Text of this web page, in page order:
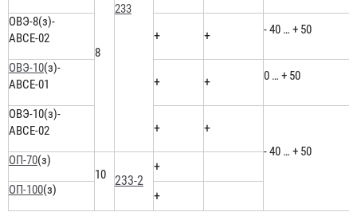
233
8
ОВЭ-8(з)-
АВСЕ-02
+ + - 40 … + 50
ОВЭ-10(з)-
АВСЕ-01
+ + 0 … + 50
ОВЭ-10(з)-
АВСЕ-02
+ +
- 40 … + 50
ОП-70(з)
10
233-2
+
ОП-100(з) +